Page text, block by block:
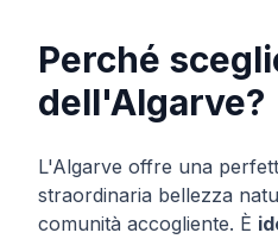
Perché
dell'Algarve?
L'Algarve offre una
straordinaria bellezza
comunità accogliente. È